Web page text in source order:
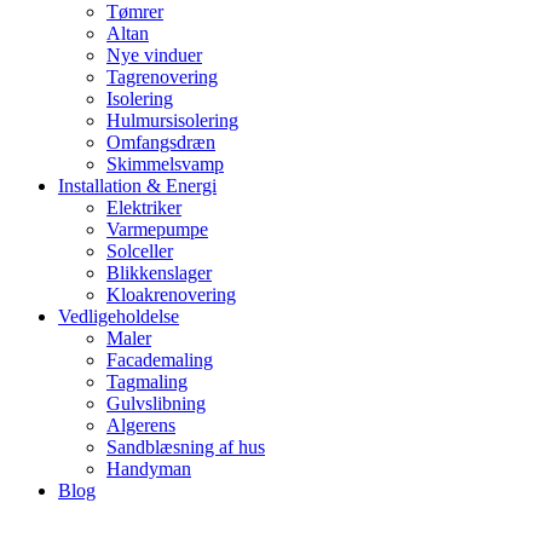
Tømrer
Altan
Nye vinduer
Tagrenovering
Isolering
Hulmursisolering
Omfangsdræn
Skimmelsvamp
Installation & Energi
Elektriker
Varmepumpe
Solceller
Blikkenslager
Kloakrenovering
Vedligeholdelse
Maler
Facademaling
Tagmaling
Gulvslibning
Algerens
Sandblæsning af hus
Handyman
Blog